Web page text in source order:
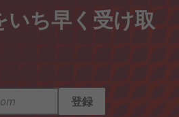
いち早く受け取
登録